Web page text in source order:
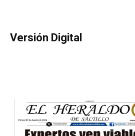
Versión Digital